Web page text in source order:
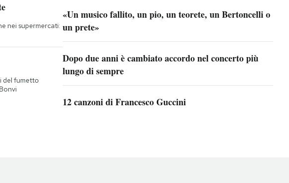
nei supermercati:
del fumetto
«Un musico fallito, un pio, un teorete, un Bertoncelli o
un prete»
Dopo due anni è cambiato accordo nel concerto più
lungo di sempre
12 canzoni di Francesco Guccini